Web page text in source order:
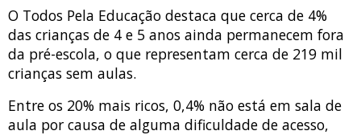
O Todos Pela Educação destaca que cerca de 4%
das crianças de 4 e 5 anos ainda permanecem fora
da pré-escola, o que representam cerca de 219 mil
crianças sem aulas.
Entre os 20% mais ricos, 0,4% não está em sala de
aula por causa de alguma dificuldade de acesso,